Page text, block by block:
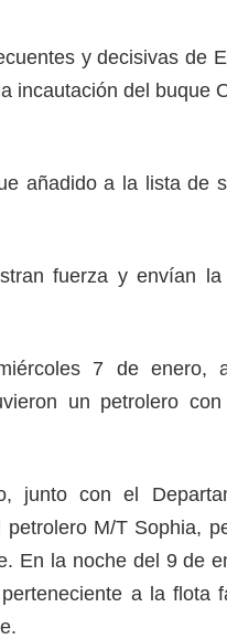
y decisivas de
incautación del buque
añadido a la lista de
fuerza y envían
7 de enero,
un petrolero
junto con el
M/T Sophia,
En la noche del 9 de
a la flota